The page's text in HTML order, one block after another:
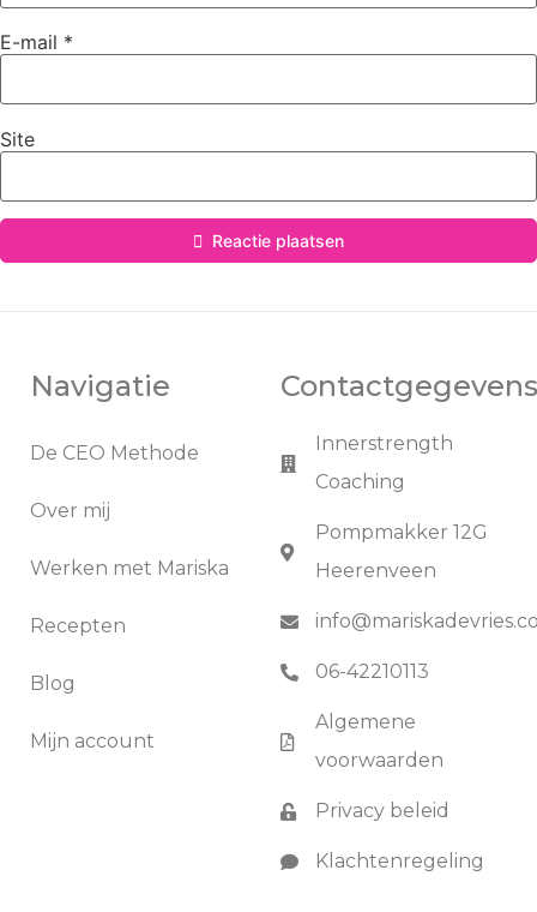
E-mail *
Site
Reactie plaatsen
Navigatie
De CEO Methode
Over mij
Werken met Mariska
Recepten
Blog
Mijn account
Contactgegevens
Innerstrength
Coaching
Pompmakker 12G
Heerenveen
06-42210113
Algemene
voorwaarden
Privacy beleid
Klachtenregeling